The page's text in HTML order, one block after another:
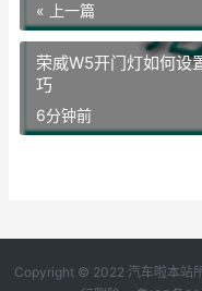
« 上一篇
荣威W5开门灯如何设
巧
6分钟前
Copyright © 2022 汽车啦本站